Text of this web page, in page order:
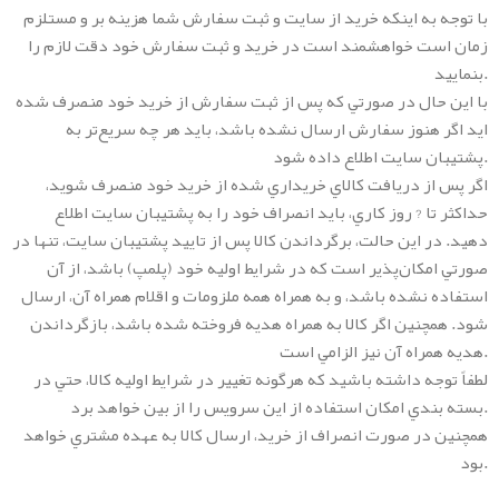
با توجه به اينکه خريد از سايت و ثبت سفارش شما هزينه بر و مستلزم
زمان است خواهشمند است در خريد و ثبت سفارش خود دقت لازم را
بنماييد.
با اين حال در صورتي که پس از ثبت سفارش از خريد خود منصرف شده
ايد اگر هنوز سفارش ارسال نشده باشد، بايد هر چه سريع‏‌تر به
پشتيبان سايت اطلاع داده شود.
اگر پس از دريافت کالاي خريداري شده از خريد خود منصرف شويد،
حداکثر تا ? روز کاري‏، بايد انصراف خود را به پشتيبان سايت اطلاع
دهيد. در اين حالت، برگرداندن کالا پس از تاييد پشتيبان سايت، تنها در
صورتي امکان‌پذير است که در شرايط اوليه خود (پلمپ) باشد، از آن
استفاده نشده باشد، و به همراه همه ملزومات و اقلام همراه آن، ارسال
شود. همچنين اگر کالا به‌ همراه هديه فروخته شده باشد، بازگرداندن
هديه همراه آن نيز الزامي است.
لطفاً توجه داشته باشيد که هرگونه تغيير در شرايط اوليه کالا، حتي در
بسته بندي امکان استفاده از اين سرويس را از بين خواهد برد.
همچنين در صورت انصراف از خريد، ارسال کالا به عهده مشتري خواهد
بود.